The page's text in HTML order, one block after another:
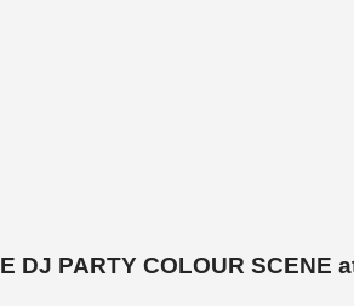
DJ PARTY COLOUR SCENE